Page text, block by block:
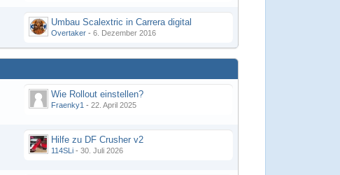
Umbau Scalextric in Carrera digital
Overtaker - 6. Dezember 2016
Wie Rollout einstellen?
Fraenky1 - 22. April 2025
Hilfe zu DF Crusher v2
114SLi - 30. Juli 2026